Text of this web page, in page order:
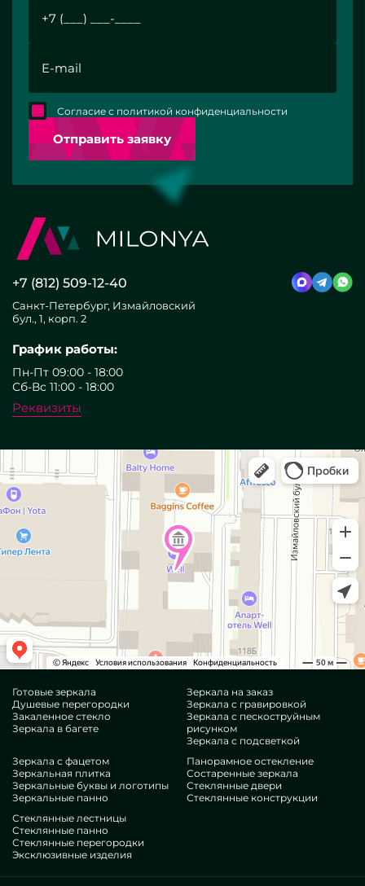
Отправить заявку
Согласие с политикой конфиденциальности
+7 (812) 509-12-40
Санкт-Петербург, Измайловский
бул., 1, корп. 2
График работы:
Пн-Пт 09:00 - 18:00
Сб-Вс 11:00 - 18:00
Реквизиты
Готовые зеркала
Душевые перегородки
Закаленное стекло
Зеркала в багете
Зеркала на заказ
Зеркала с гравировкой
Зеркала с пескоструйным
рисунком
Зеркала с подсветкой
Зеркала с фацетом
Зеркальная плитка
Зеркальные буквы и логотипы
Зеркальные панно
Панорамное остекление
Состаренные зеркала
Стеклянные двери
Стеклянные конструкции
Стеклянные лестницы
Стеклянные панно
Стеклянные перегородки
Эксклюзивные изделия